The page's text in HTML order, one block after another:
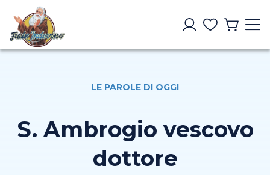
LE PAROLE DI OGGI
S. Ambrogio vescovo
dottore